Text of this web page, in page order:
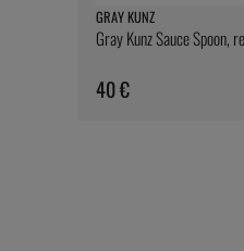
GRAY KUNZ
Gray Kunz Sauce Spoon,
40 €